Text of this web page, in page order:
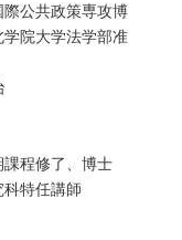
公共政策専攻博
院大学法学部准
程修了、博士
科特任講師